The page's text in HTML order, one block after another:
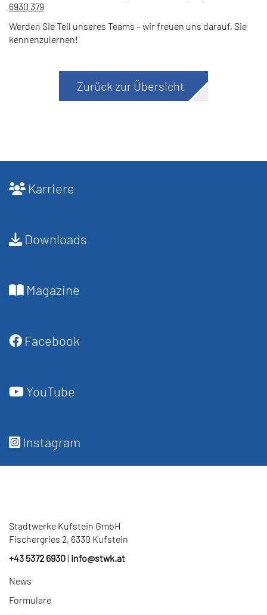
6930 379
Werden Sie Teil unseres Teams – wir freuen uns darauf, Sie
kennenzulernen!
Zurück zur Übersicht
Karriere
Downloads
Magazine
Facebook
YouTube
Instagram
Stadtwerke Kufstein GmbH
Fischergries 2, 6330 Kufstein
+43 5372 6930| info@stwk.at
News
Formulare